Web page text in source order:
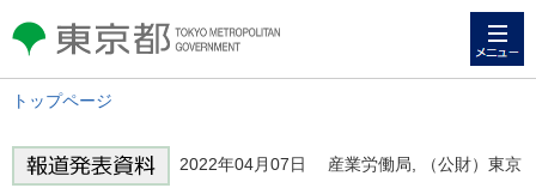
東京都 TOKYO METROPOLITAN
GOVERNMENT
トップページ
2022年04月07日 産業労働局, （公財）東京